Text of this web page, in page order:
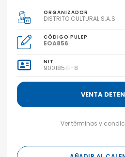
ORGANIZADOR
DISTRITO CULTURAL S.A.S.
CÓDIGO PULEP
EOA856
NIT
900185111-8
VENTA
Ver términos y